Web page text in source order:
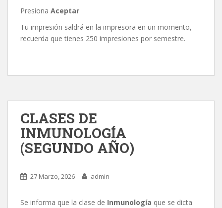
Presiona Aceptar
Tu impresión saldrá en la impresora en un momento,
recuerda que tienes 250 impresiones por semestre.
CLASES DE
INMUNOLOGÍA
(SEGUNDO AÑO)
27 Marzo, 2026 admin
Se informa que la clase de Inmunología que se dicta